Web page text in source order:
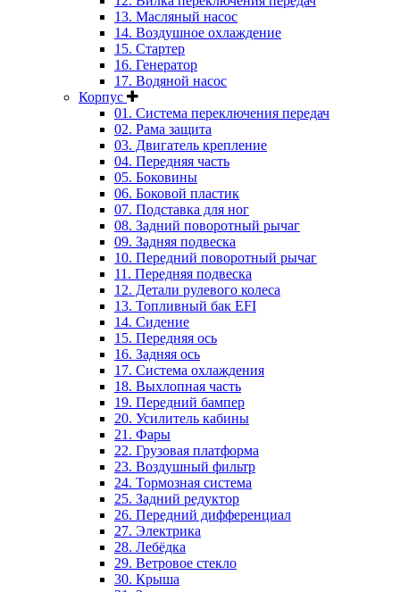
13. Масляный насос
14. Воздушное охлаждение
15. Стартер
16. Генератор
17. Водяной насос
Корпус
01. Система переключения передач
02. Рама защита
03. Двигатель крепление
04. Передняя часть
05. Боковины
06. Боковой пластик
07. Подставка для ног
08. Задний поворотный рычаг
09. Задняя подвеска
10. Передний поворотный рычаг
11. Передняя подвеска
12. Детали рулевого колеса
13. Топливный бак EFI
14. Сидение
15. Передняя ось
16. Задняя ось
17. Система охлаждения
18. Выхлопная часть
19. Передний бампер
20. Усилитель кабины
21. Фары
22. Грузовая платформа
23. Воздушный фильтр
24. Тормозная система
25. Задний редуктор
26. Передний дифференциал
27. Электрика
28. Лебёдка
29. Ветровое стекло
30. Крыша